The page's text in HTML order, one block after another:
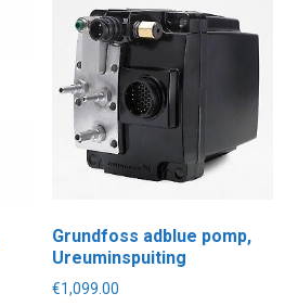
Grundfoss adblue pomp,
Ureuminspuiting
€1,099.00